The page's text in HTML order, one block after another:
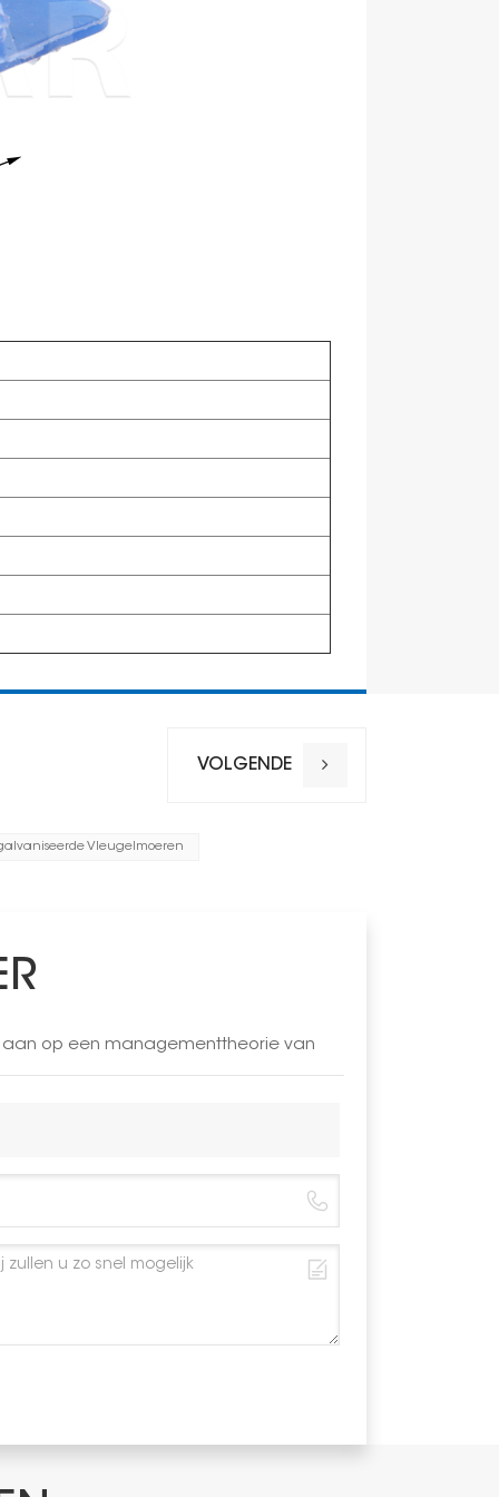
VOLGENDE
Vleugelmoeren
aan op een managementtheorie van